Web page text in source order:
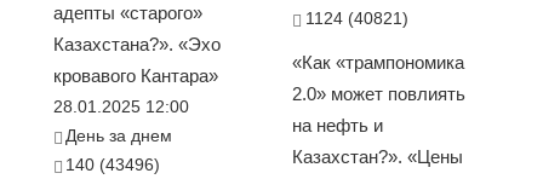
адепты «старого»
Казахстана?». «Эхо
кровавого Кантара»
28.01.2025 12:00
День за днем
140 (43496)
1124 (40821)
«Как «трампономика
2.0» может повлиять
на нефть и
Казахстан?». «Цены